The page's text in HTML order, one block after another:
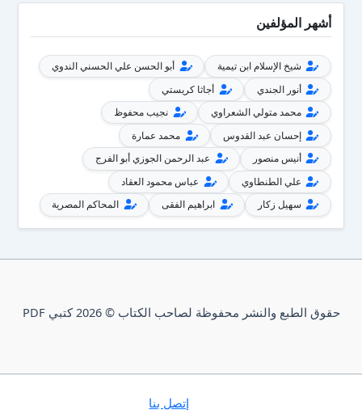
أشهر المؤلفين
شيخ الإسلام ابن تيمية
أبو الحسن علي الحسني الندوي
أنور الجندي
أجاثا كريستي
محمد متولي الشعراوي
نجيب محفوظ
إحسان عبد القدوس
محمد عمارة
أنيس منصور
عبد الرحمن الجوزي أبو الفرج
علي الطنطاوي
عباس محمود العقاد
سهيل زكار
ابراهيم الفقى المحاكم المصرية
حقوق الطبع والنشر محفوظة لصاحب الكتاب © 2026 كتبي PDF
إتصل بنا